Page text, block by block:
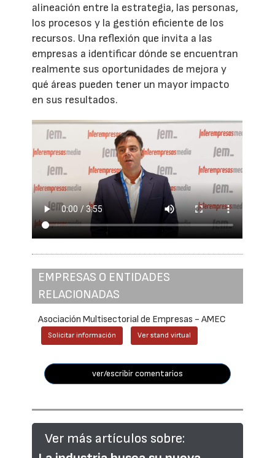
alineación entre la estrategia, las personas,
los procesos y la gestión eficiente de los
recursos. Una reflexión que invita a las
empresas a identificar dónde se encuentran
realmente sus oportunidades de mejora y
qué áreas pueden tener un mayor impacto
en sus resultados.
EMPRESAS O ENTIDADES
RELACIONADAS
Asociación Multisectorial de Empresas - AMEC
Solicitar información Ver stand virtual
ver/escribir comentarios
Ver más artículos sobre: